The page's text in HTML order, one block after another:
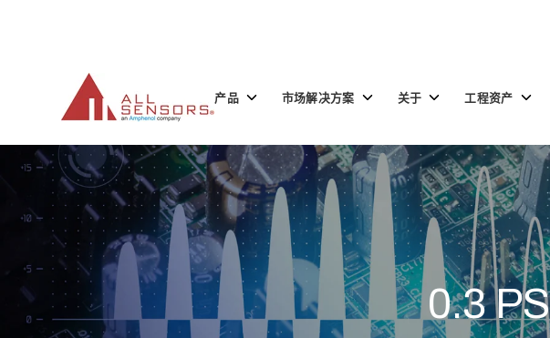
产品 Toggle
品
市场解决方案 Toggle
children
场
解
决
方
关于 Toggle
于
工程资产 Toggle
程
资
产
0.3